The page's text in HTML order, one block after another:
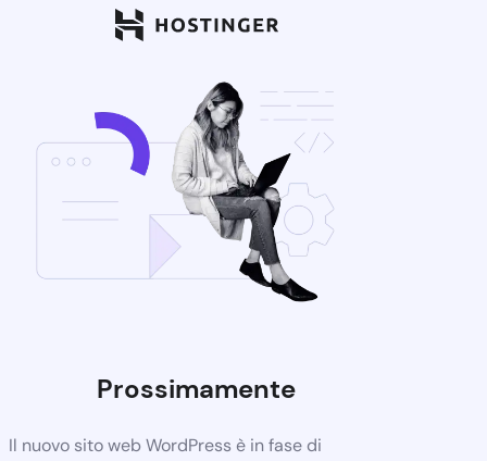
Prossimamente
Il nuovo sito web WordPress è in fase di